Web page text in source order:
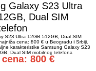
Galaxy S23 Ultra
Dual SIM
S23 Ultra 12GB 512GB, Dual SIM
cena: 800 € u Beogradu i Srbiji.
karakteristike Samsung Galaxy S23
Dual SIM mobilnog telefona
800 €